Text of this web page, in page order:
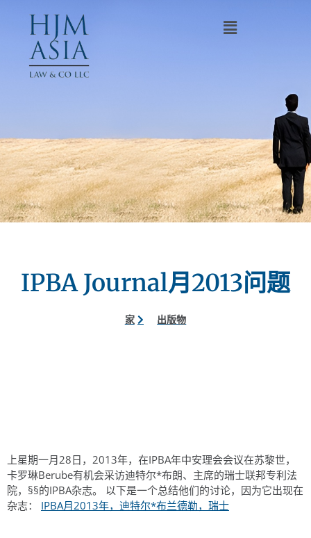
IPBA Journal月2013问题
家 出版物
上星期一月28日，2013年，在IPBA年中安理会会议在苏黎世，
卡罗琳Berube有机会采访迪特尔*布朗、主席的瑞士联邦专利法
院，§§的IPBA杂志。 以下是一个总结他们的讨论，因为它出现在
杂志： IPBA月2013年，迪特尔*布兰德勒，瑞士